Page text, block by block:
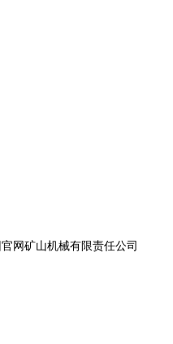
网矿山机械有限责任公司